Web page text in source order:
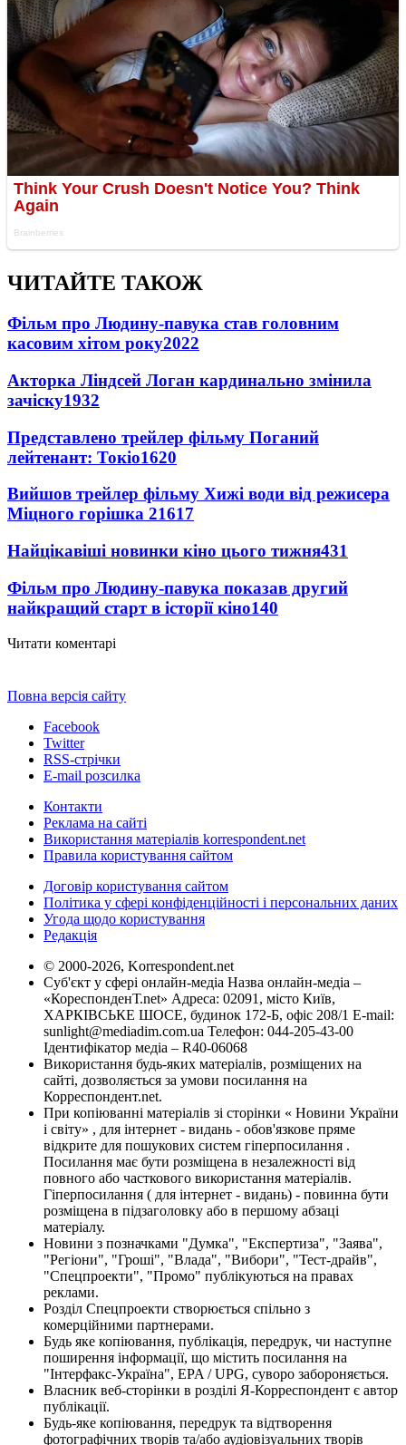
ЧИТАЙТЕ ТАКОЖ
Фільм про Людину-павука став головним
касовим хітом року2022
Акторка Ліндсей Логан кардинально змінила
зачіску1932
Представлено трейлер фільму Поганий
лейтенант: Токіо1620
Вийшов трейлер фільму Хижі води від режисера
Міцного горішка 21617
Найцікавіші новинки кіно цього тижня431
Фільм про Людину-павука показав другий
найкращий старт в історії кіно140
Читати коментарі
Повна версія сайту
Facebook
Twitter
RSS-стрічки
E-mail розсилка
Контакти
Реклама на сайті
Використання матеріалів korrespondent.net
Правила користування сайтом
Договір користування сайтом
Політика у сфері конфіденційності і персональних даних
Угода щодо користування
Редакція
© 2000-2026, Korrespondent.net
Суб'єкт у сфері онлайн-медіа Назва онлайн-медіа –
«КореспонденТ.net» Адреса: 02091, місто Київ,
ХАРКІВСЬКЕ ШОСЕ, будинок 172-Б, офіс 208/1 E-mail:
sunlight@mediadim.com.ua Телефон: 044-205-43-00
Ідентифікатор медіа – R40-06068
Використання будь-яких матеріалів, розміщених на
сайті, дозволяється за умови посилання на
Корреспондент.net.
При копіюванні матеріалів зі сторінки « Новини України
і світу» , для інтернет - видань - обов'язкове пряме
відкрите для пошукових систем гіперпосилання .
Посилання має бути розміщена в незалежності від
повного або часткового використання матеріалів.
Гіперпосилання ( для інтернет - видань) - повинна бути
розміщена в підзаголовку або в першому абзаці
матеріалу.
Новини з позначками "Думка", "Експертиза", "Заява",
"Регіони", "Гроші", "Влада", "Вибори", "Тест-драйв",
"Спецпроекти", "Промо" публікуються на правах
реклами.
Розділ Спецпроекти створюється спільно з
комерційними партнерами.
Будь яке копіювання, публікація, передрук, чи наступне
поширення інформації, що містить посилання на
"Інтерфакс-Україна", EPA / UPG, суворо забороняється.
Власник веб-сторінки в розділі Я-Корреспондент є автор
публікації.
Будь-яке копіювання, передрук та відтворення
фотографічних творів та/або аудіовізуальних творів